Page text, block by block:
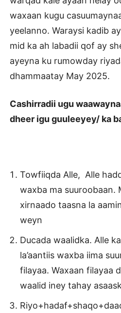
waxaan kugu
yeelanno. Waraysi kadib
mid ka ah labadii qof ay
ayeyna ku rumowday
dhammaatay May 2025.
Cashirradii ugu
dheer igu guuleeyey/ ka
Towfiiqda Alle, Alle
waxba ma suuroobaan.
xirnaado taasna la
weyn
Ducada waalidka. Alle
la’aantiis waxba iima
filayaa. Waxaan filayaa
waalid iney tahay